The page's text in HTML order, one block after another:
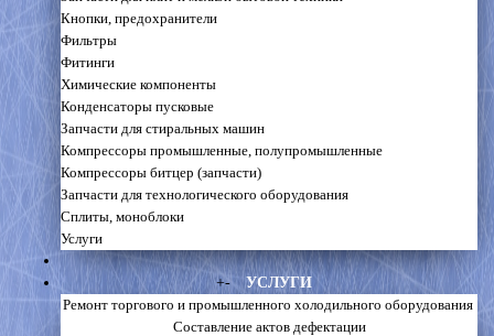
Кнопки, предохранители
Фильтры
Фитинги
Химические компоненты
Конденсаторы пусковые
Запчасти для стиральных машин
Компрессоры промышленные, полупромышленные
Компрессоры битцер (запчасти)
Запчасти для технологического оборудования
Сплиты, моноблоки
Услуги
+-
УСЛУГИ
Ремонт торгового и промышленного холодильного оборудования
Составление актов дефектации